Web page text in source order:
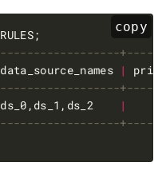
copy
data_source_names |
ds_0,ds_1,ds_2 |